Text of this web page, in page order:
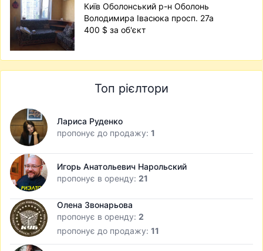
Київ Оболонський р-н Оболонь
Володимира Івасюка просп. 27а
400 $ за об'єкт
Топ рієлтори
Лариса Руденко
пропонує до продажу: 1
Игорь Анатольевич Нарольский
пропонує в оренду: 21
Олена Звонарьова
пропонує в оренду: 2
пропонує до продажу: 11